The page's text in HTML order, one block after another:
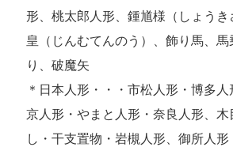
形、桃太郎人形、鍾馗様（しょうき
皇（じんむてんのう）、飾り馬、
り、破魔矢
＊日本人形・・・市松人形・博多人
京人形・やまと人形・奈良人形、木
し・干支置物・岩槻人形、御所人形